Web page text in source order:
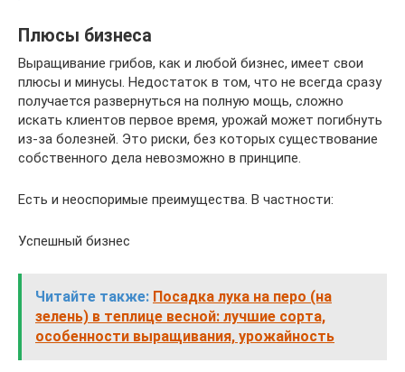
Плюсы бизнеса
Выращивание грибов, как и любой бизнес, имеет свои
плюсы и минусы. Недостаток в том, что не всегда сразу
получается развернуться на полную мощь, сложно
искать клиентов первое время, урожай может погибнуть
из-за болезней. Это риски, без которых существование
собственного дела невозможно в принципе.
Есть и неоспоримые преимущества. В частности:
Успешный бизнес
Читайте также: Посадка лука на перо (на
зелень) в теплице весной: лучшие сорта,
особенности выращивания, урожайность